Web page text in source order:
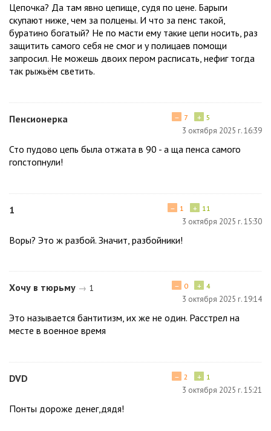
Цепочка? Да там явно цепище, судя по цене. Барыги
скупают ниже, чем за полцены. И что за пенс такой,
буратино богатый? Не по масти ему такие цепи носить, раз
защитить самого себя не смог и у полицаев помощи
запросил. Не можешь двоих пером расписать, нефиг тогда
так рыжьём светить.
Пенсионерка + 5
− 7
3 октября 2025 г. 16:39
Сто пудово цепь была отжата в 90 - а ща пенса самого
гопстопнули!
1 + 11
− 1
3 октября 2025 г. 15:30
Воры? Это ж разбой. Значит, разбойники!
Хочу в тюрьму → 1 + 4
− 0
3 октября 2025 г. 19:14
Это называется бантитизм, их же не один. Расстрел на
месте в военное время
DVD + 1
− 2
3 октября 2025 г. 15:21
Понты дороже денег,дядя!